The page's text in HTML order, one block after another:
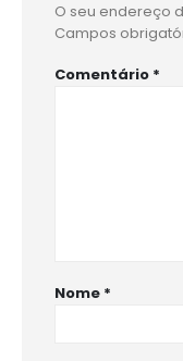
O seu endereço
Campos
Comentário *
Nome *